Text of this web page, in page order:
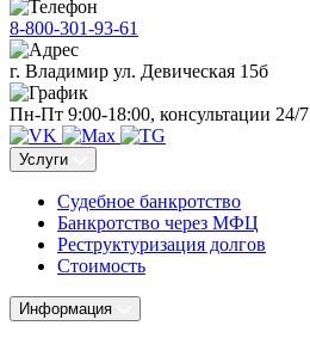
8-800-301-93-61
г. Владимир ул. Девическая 15б
Пн-Пт 9:00-18:00, консультации 24/7
Услуги
Судебное банкротство
Банкротство через МФЦ
Реструктуризация долгов
Стоимость
Информация